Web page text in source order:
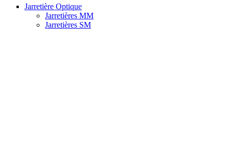
Jarretière Optique
Jarretières MM
Jarretières SM